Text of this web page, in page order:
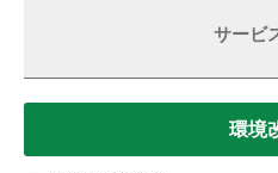
サービ
環境